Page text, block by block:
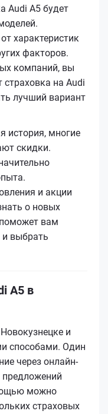
Audi A5 будет
характеристик
факторов.
компаний, вы
страховка на Audi
лучший вариант
история, многие
скидки.
и акции
о новых
вам
и выбрать
A5 в
и
способами. Один
через онлайн-
предложений
можно
страховых